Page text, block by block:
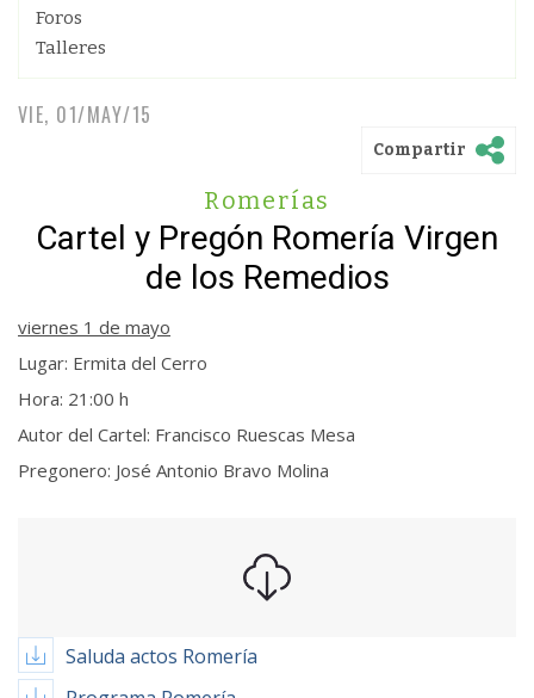
Foros
Talleres
VIE, 01/MAY/15
Compartir
Romerías
Cartel y Pregón Romería Virgen
de los Remedios
viernes 1 de mayo
Lugar: Ermita del Cerro
Hora: 21:00 h
Autor del Cartel: Francisco Ruescas Mesa
Pregonero: José Antonio Bravo Molina
Saluda actos Romería